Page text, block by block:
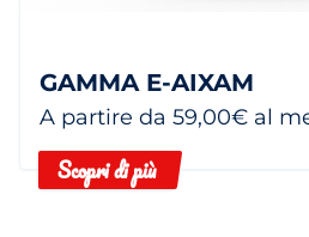
GAMMA E-AIXAM
A partire da 59,00€ al
Scopri di più